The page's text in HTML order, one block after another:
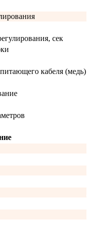
сек
кабеля (медь)